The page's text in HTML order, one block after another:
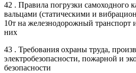
42 . Правила погрузки самоходного
вальцами (статическими и
10т на железнодорожный транспорт
них
43 . Требования охраны труда,
электробезопасности, пожарной и
безопасности